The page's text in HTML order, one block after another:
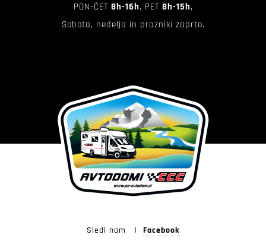
PON-ČET 8h-16h, PET 8h-15h,
Sobota, nedelja in prazniki zaprto.
Sledi nam | Facebook